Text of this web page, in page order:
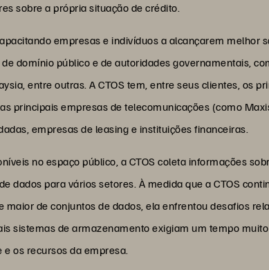
sobre a própria situação de crédito.
empresas e indivíduos a alcançarem melhor
domínio público e de autoridades governamentais,
entre outras. A CTOS tem, entre seus clientes, os
principais empresas de telecomunicações (como
empresas de leasing e instituições financeiras.
no espaço público, a CTOS coleta informações
dados para vários setores. À medida que a CTOS
de conjuntos de dados, ela enfrentou desafios
sistemas de armazenamento exigiam um tempo
os recursos da empresa.